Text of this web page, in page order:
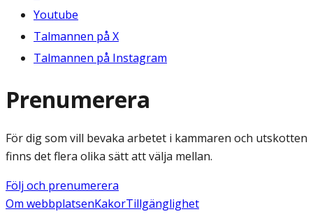
Youtube
Talmannen på X
Talmannen på Instagram
Prenumerera
För dig som vill bevaka arbetet i kammaren och utskotten
finns det flera olika sätt att välja mellan.
Följ och prenumerera
Om webbplatsenKakorTillgänglighet